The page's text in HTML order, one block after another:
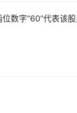
数字“60”代表该